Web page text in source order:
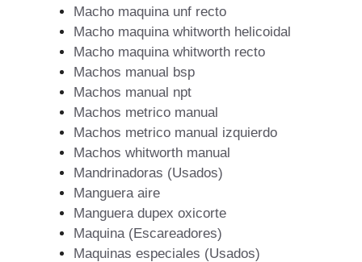
Macho maquina unf recto
Macho maquina whitworth helicoidal
Macho maquina whitworth recto
Machos manual bsp
Machos manual npt
Machos metrico manual
Machos metrico manual izquierdo
Machos whitworth manual
Mandrinadoras (Usados)
Manguera aire
Manguera dupex oxicorte
Maquina (Escareadores)
Maquinas especiales (Usados)